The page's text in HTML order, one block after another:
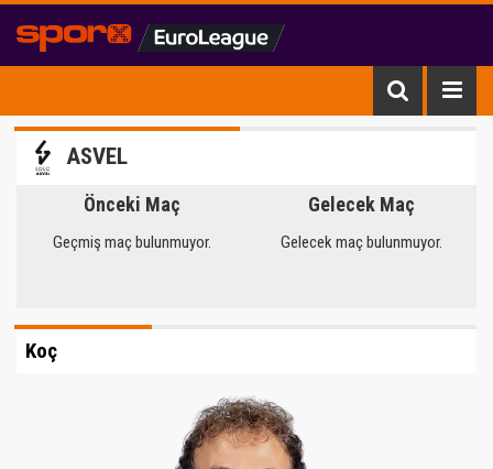
ASVEL
Önceki Maç
Geçmiş maç bulunmuyor.
Gelecek Maç
Gelecek maç bulunmuyor.
Koç